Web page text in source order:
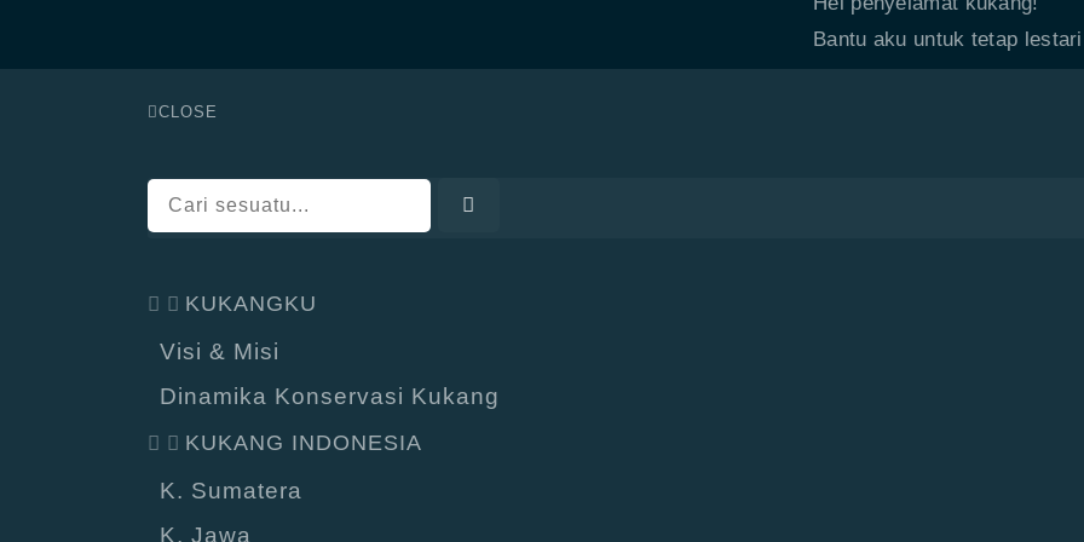
Bantu aku untuk tetap
CLOSE
KUKANGKU
Visi & Misi
Dinamika Konservasi Kukang
KUKANG INDONESIA
K. Sumatera
K. Jawa